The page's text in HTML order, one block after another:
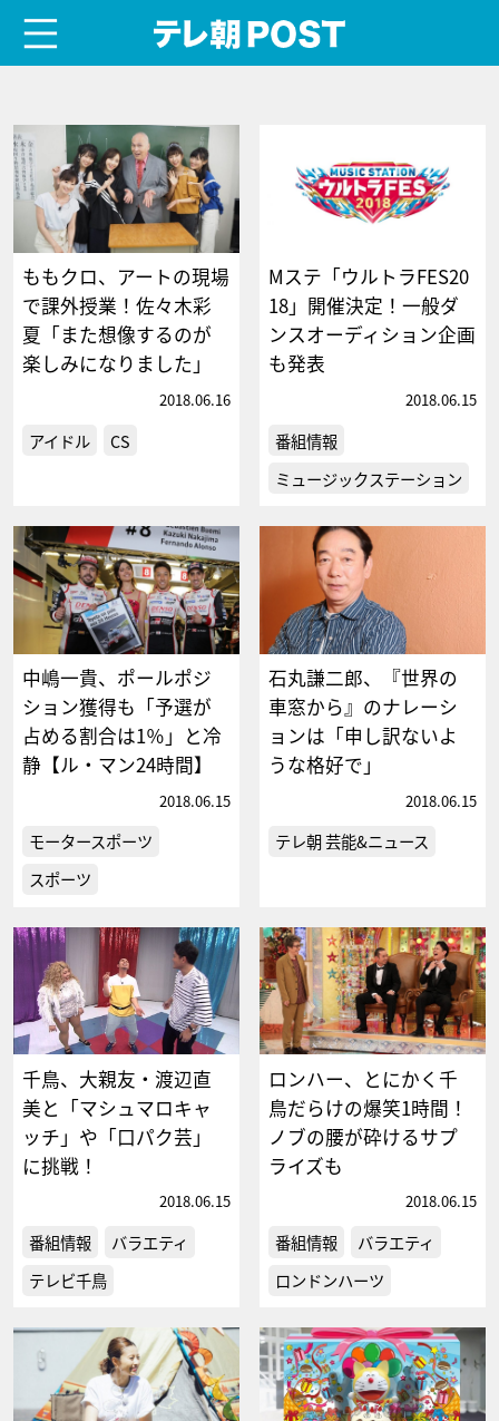
ももクロ、アートの現場
で課外授業！佐々木彩
夏「また想像するのが
楽しみになりました」
2018.06.16
アイドル CS
Mステ「ウルトラFES20
18」開催決定！一般ダ
ンスオーディション企画
も発表
2018.06.15
番組情報
ミュージックステーション
中嶋一貴、ポールポジ
ション獲得も「予選が
占める割合は1％」と冷
静【ル・マン24時間】
2018.06.15
モータースポーツ
スポーツ
石丸謙二郎、『世界の
車窓から』のナレーシ
ョンは「申し訳ないよ
うな格好で」
2018.06.15
テレ朝 芸能&ニュース
千鳥、大親友・渡辺直
美と「マシュマロキャ
ッチ」や「口パク芸」
に挑戦！
2018.06.15
番組情報
バラエティ
テレビ千鳥
ロンハー、とにかく千
鳥だらけの爆笑1時間！
ノブの腰が砕けるサプ
ライズも
2018.06.15
番組情報
バラエティ
ロンドンハーツ